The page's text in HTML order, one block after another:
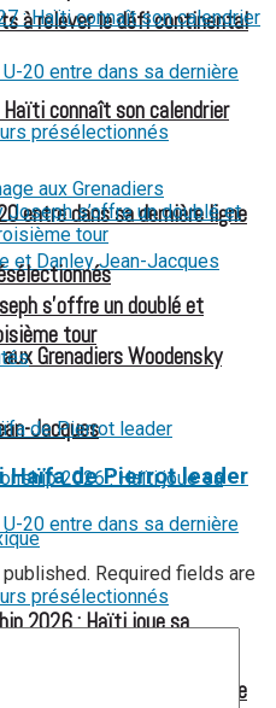
à relever le défi continental
Grenadiers Woodensky
Jacques
entre dans sa dernière ligne
entre dans sa dernière ligne
2026 : Haïti joue sa
connaît son calendrier
s’offre un doublé et
tour
Haïfa de Pierrot leader
Required fields are